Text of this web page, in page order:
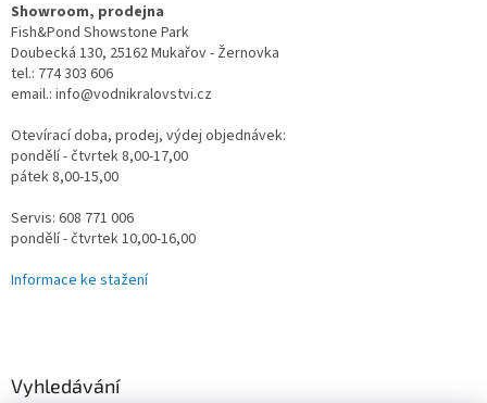
Showroom, prodejna
Fish&Pond Showstone Park
Doubecká 130, 25162 Mukařov - Žernovka
tel.: 774 303 606
email.: info@vodnikralovstvi.cz
Otevírací doba, prodej, výdej objednávek:
pondělí - čtvrtek 8,00-17,00
pátek 8,00-15,00
Servis: 608 771 006
pondělí - čtvrtek 10,00-16,00
Informace ke stažení
Vyhledávání